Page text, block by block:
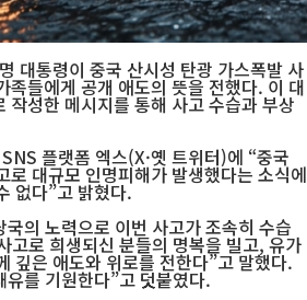
대통령이 중국 산시성 탄광 가스폭발 사
족들에게 공개 애도의 뜻을 전했다. 이 대
작성한 메시지를 통해 사고 수습과 부상
플랫폼 엑스(X·옛 트위터)에 “중국
로 대규모 인명피해가 발생했다는 소식에
없다”고 밝혔다.
의 노력으로 이번 사고가 조속히 수습
고로 희생되신 분들의 명복을 빌고, 유가
깊은 애도와 위로를 전한다”고 말했다.
를 기원한다”고 덧붙였다.